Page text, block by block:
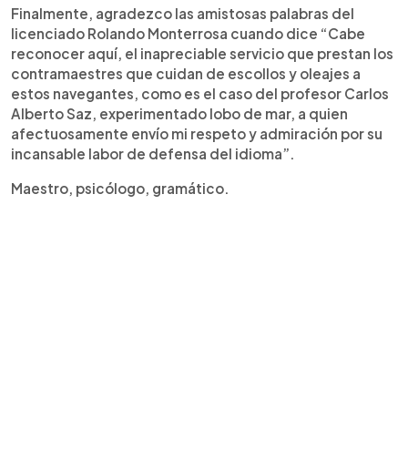
Finalmente, agradezco las amistosas palabras del
licenciado Rolando Monterrosa cuando dice “Cabe
reconocer aquí, el inapreciable servicio que prestan los
contramaestres que cuidan de escollos y oleajes a
estos navegantes, como es el caso del profesor Carlos
Alberto Saz, experimentado lobo de mar, a quien
afectuosamente envío mi respeto y admiración por su
incansable labor de defensa del idioma”.
Maestro, psicólogo, gramático.